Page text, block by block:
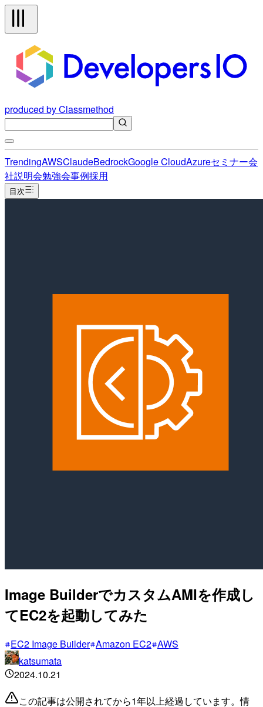
produced by Classmethod
TrendingAWSClaudeBedrockGoogle CloudAzureセミナー会
社説明会勉強会事例採用
目次
Image BuilderでカスタムAMIを作成し
てEC2を起動してみた
EC2 Image Builder Amazon EC2 AWS
katsumata
2024.10.21
この記事は公開されてから1年以上経過しています。情